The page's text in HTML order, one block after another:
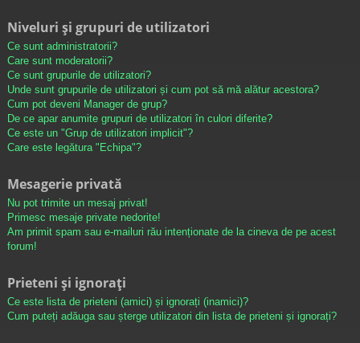
Niveluri și grupuri de utilizatori
Ce sunt administratorii?
Care sunt moderatorii?
Ce sunt grupurile de utilizatori?
Unde sunt grupurile de utilizatori și cum pot să mă alătur acestora?
Cum pot deveni Manager de grup?
De ce apar anumite grupuri de utilizatori în culori diferite?
Ce este un "Grup de utilizatori implicit"?
Care este legătura "Echipa"?
Mesagerie privată
Nu pot trimite un mesaj privat!
Primesc mesaje private nedorite!
Am primit spam sau e-mailuri rău intenționate de la cineva de pe acest
forum!
Prieteni și ignorați
Ce este lista de prieteni (amici) și ignorați (inamici)?
Cum puteți adăuga sau șterge utilizatori din lista de prieteni și ignorați?